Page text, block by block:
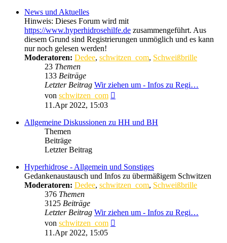
News und Aktuelles
Hinweis: Dieses Forum wird mit
https://www.hyperhidrosehilfe.de zusammengeführt. Aus
diesem Grund sind Registrierungen unmöglich und es kann
nur noch gelesen werden!
Moderatoren: Dedee, schwitzen_com, Schweißbrille
23 Themen
133 Beiträge
Letzter Beitrag Wir ziehen um - Infos zu Regi…
von schwitzen_com
11.Apr 2022, 15:03
Allgemeine Diskussionen zu HH und BH
Themen
Beiträge
Letzter Beitrag
Hyperhidrose - Allgemein und Sonstiges
Gedankenaustausch und Infos zu übermäßigem Schwitzen
Moderatoren: Dedee, schwitzen_com, Schweißbrille
376 Themen
3125 Beiträge
Letzter Beitrag Wir ziehen um - Infos zu Regi…
von schwitzen_com
11.Apr 2022, 15:05